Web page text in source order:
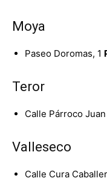
Moya
Paseo Doromas, 1
Teror
Calle Párroco
Valleseco
Calle Cura